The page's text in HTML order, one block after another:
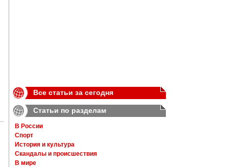
Все статьи за сегодня
Статьи по разделам
В России
Спорт
История и культура
Скандалы и происшествия
В мире